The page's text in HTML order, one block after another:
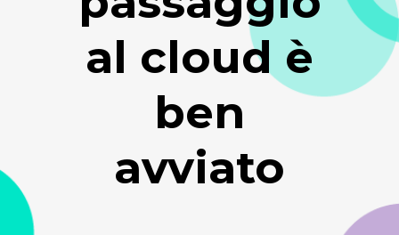
al cloud è
ben
avviato